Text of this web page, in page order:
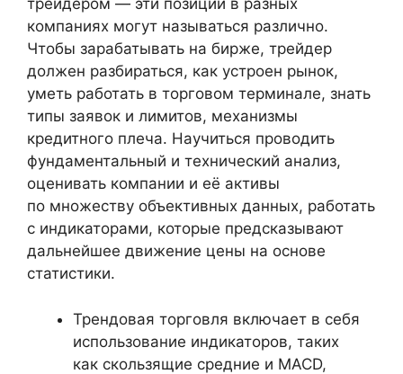
трейдером — эти позиции в разных
компаниях могут называться различно.
Чтобы зарабатывать на бирже, трейдер
должен разбираться, как устроен рынок,
уметь работать в торговом терминале, знать
типы заявок и лимитов, механизмы
кредитного плеча. Научиться проводить
фундаментальный и технический анализ,
оценивать компании и её активы
по множеству объективных данных, работать
с индикаторами, которые предсказывают
дальнейшее движение цены на основе
статистики.
Трендовая торговля включает в себя
использование индикаторов, таких
как скользящие средние и MACD,